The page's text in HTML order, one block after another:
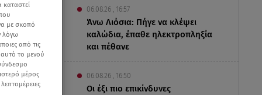
06.08.26 , 16:57
Άνω Λιόσια: Πήγε να κλέψει
καλώδια, έπαθε ηλεκτροπληξία
και πέθανε
06.08.26 , 16:50
Οι έξι πιο επικίνδυνες
με σκοπό
λόγω
από τις
αυτό το μενού
μέρος